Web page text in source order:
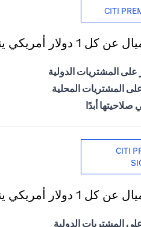
CITI
أمريكي يتم إنفاقه
صلاحيتها أبدًا
CITI
أمريكي يتم إنفاقه